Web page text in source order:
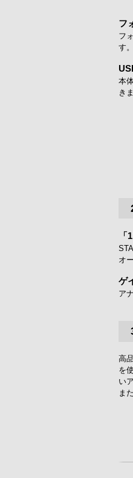
フ
フ
す。
本
き
オ
ゲ
ア
高
を
い
ま